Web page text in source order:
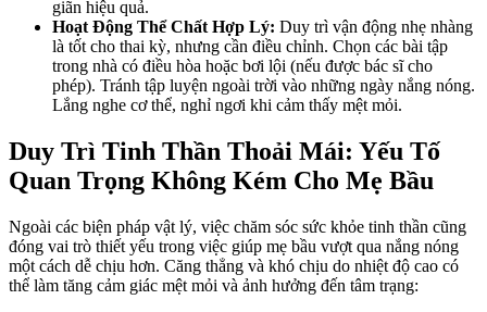
giãn hiệu quả.
Hoạt Động Thể Chất Hợp Lý: Duy trì vận động nhẹ nhàng
là tốt cho thai kỳ, nhưng cần điều chỉnh. Chọn các bài tập
trong nhà có điều hòa hoặc bơi lội (nếu được bác sĩ cho
phép). Tránh tập luyện ngoài trời vào những ngày nắng nóng.
Lắng nghe cơ thể, nghỉ ngơi khi cảm thấy mệt mỏi.
Duy Trì Tinh Thần Thoải Mái: Yếu Tố
Quan Trọng Không Kém Cho Mẹ Bầu
Ngoài các biện pháp vật lý, việc chăm sóc sức khỏe tinh thần cũng
đóng vai trò thiết yếu trong việc giúp mẹ bầu vượt qua nắng nóng
một cách dễ chịu hơn. Căng thẳng và khó chịu do nhiệt độ cao có
thể làm tăng cảm giác mệt mỏi và ảnh hưởng đến tâm trạng: